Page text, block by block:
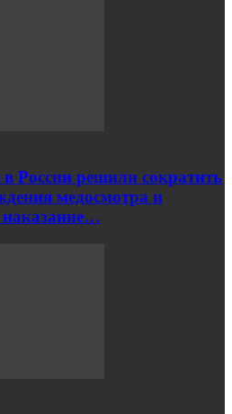
России решили сократить
медосмотра и
наказание…